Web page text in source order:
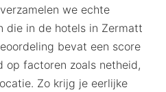
we echte
die in de hotels in Zermatt
bevat een score
op factoren zoals netheid,
Zo krijg je eerlijke